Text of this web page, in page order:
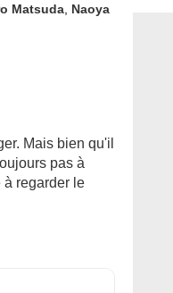
Matsuda, Naoya
Mais bien qu'il
pas à
à regarder le